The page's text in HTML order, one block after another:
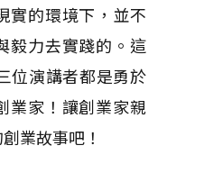
實的環境下，並不
毅力去實踐的。這
位演講者都是勇於
業家！讓創業家親
業故事吧！